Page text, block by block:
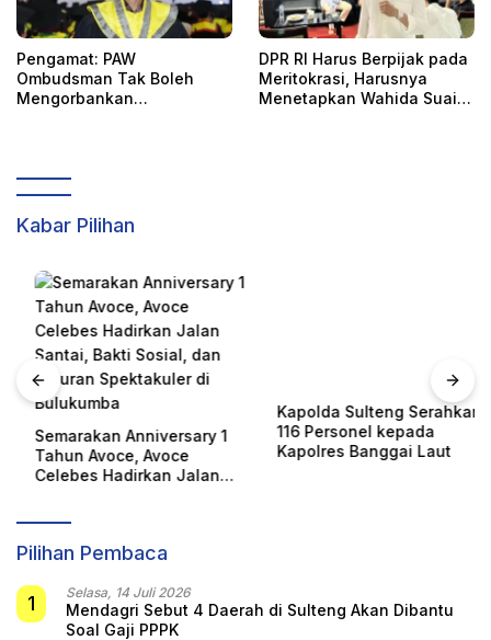
Pengamat: PAW
Ombudsman Tak Boleh
Mengorbankan
DPR RI Harus Berpijak pada
Meritokrasi, Harusnya
Menetapkan Wahida Suaib
Kabar Pilihan
Semarakan Anniversary 1
Tahun Avoce, Avoce
Celebes Hadirkan Jalan
Kapolda Sulteng Serahkan
116 Personel kepada
Kapolres Banggai Laut
Pilihan Pembaca
1 Selasa, 14 Juli 2026
Mendagri Sebut 4 Daerah di Sulteng Akan Dibantu
Soal Gaji PPPK